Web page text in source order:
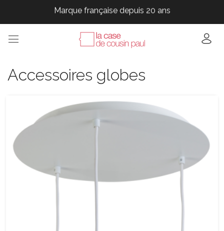
Marque française depuis 20 ans
Marque française depuis 20 ans
Marque française depuis 20 ans
Marque française depuis 20 ans
Accessoires globes